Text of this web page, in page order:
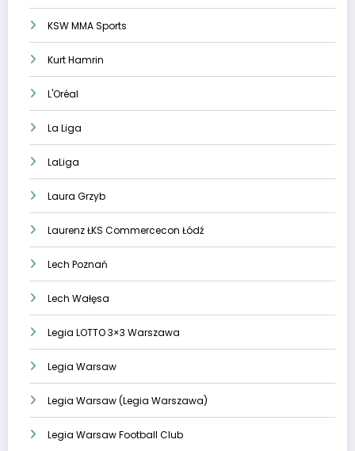
KSW MMA Sports
Kurt Hamrin
L'Oréal
La Liga
LaLiga
Laura Grzyb
Laurenz ŁKS Commercecon Łódź
Lech Poznań
Lech Wałęsa
Legia LOTTO 3×3 Warszawa
Legia Warsaw
Legia Warsaw (Legia Warszawa)
Legia Warsaw Football Club